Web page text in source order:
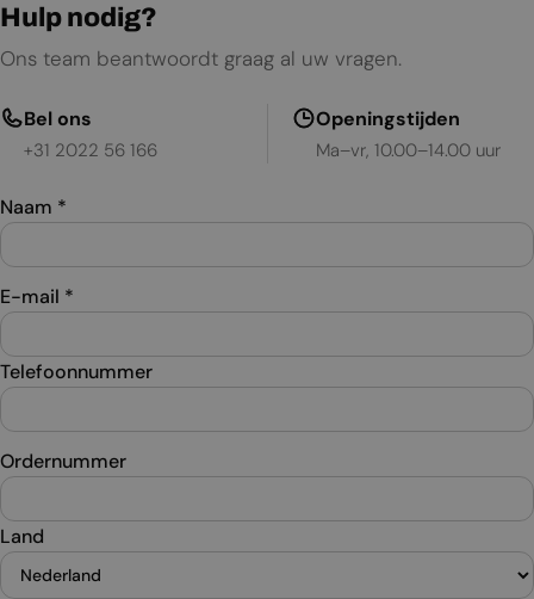
Hulp nodig?
Ons team beantwoordt graag al uw vragen.
Bel ons
+31 2022 56 166
Openingstijden
Ma–vr, 10.00–14.00 uur
Naam *
E-mail *
Telefoonnummer
Ordernummer
Land